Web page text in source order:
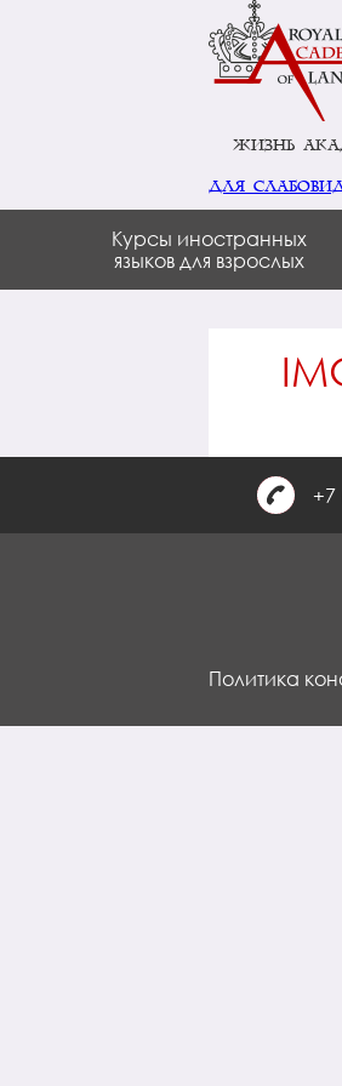
Жизнь
для
Курсы иностранных
языков для взрослых
+7
Политика